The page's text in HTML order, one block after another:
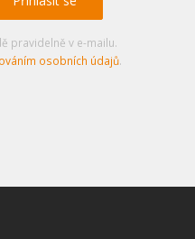
pravidelně v e-mailu.
osobních údajů.